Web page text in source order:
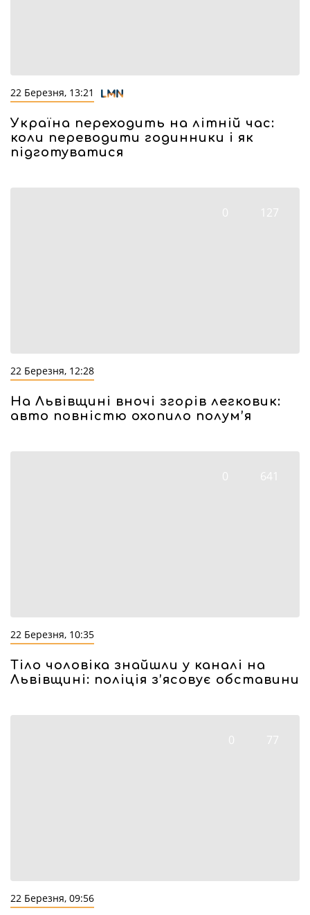
22 Березня, 13:21
Україна переходить на літній час:
коли переводити годинники і як
підготуватися
0 127
22 Березня, 12:28
На Львівщині вночі згорів легковик:
авто повністю охопило полум’я
0 641
22 Березня, 10:35
Тіло чоловіка знайшли у каналі на
Львівщині: поліція з’ясовує обставини
0 77
22 Березня, 09:56